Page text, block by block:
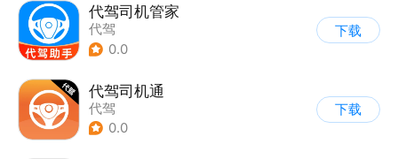
代驾司机管家
代驾
0.0
下载
代驾司机通
代驾
0.0
下载